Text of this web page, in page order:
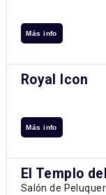
Más info
Royal Icon
Más info
El Templo
Salón de